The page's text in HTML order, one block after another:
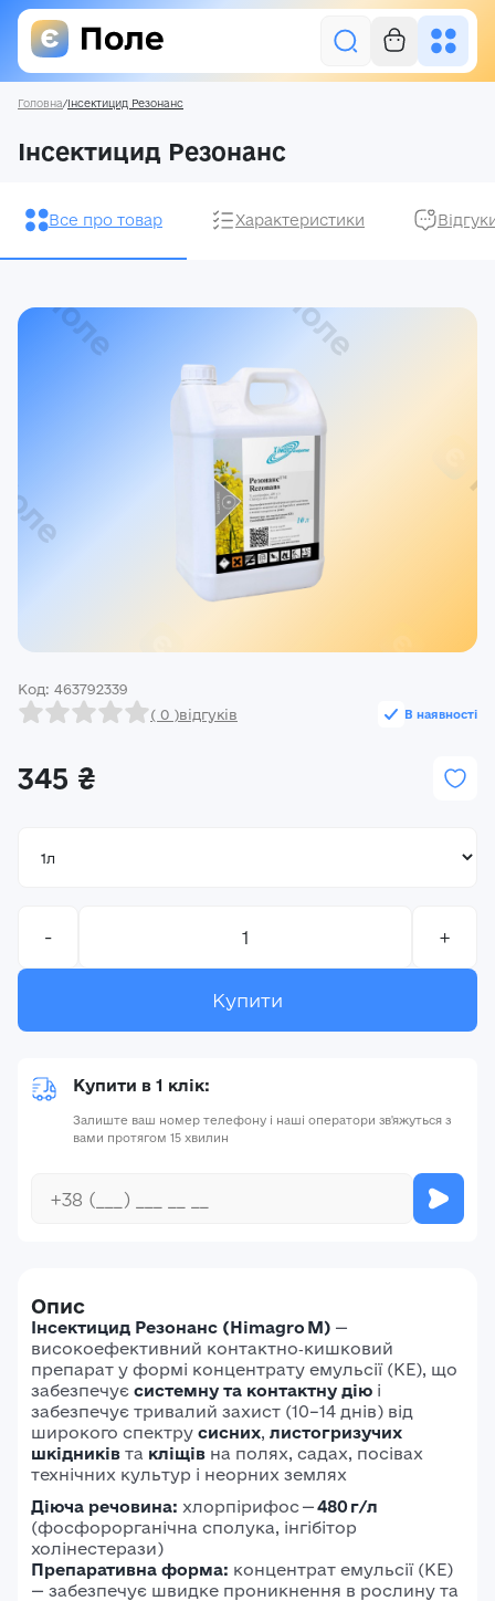
Насіння
Акції
Реєстрація
Ми на зв’язку
Головна/Інсектицид Резонанс
Інсектицид Резонанс
Все про товар Характеристики
Код: 463792339
В наявності
( 0 )відгуків
345 ₴
- +
Купити
Купити в 1 клік:
Залиште ваш номер телефону і наші оператори зв'яжуться з
вами протягом 15 хвилин
Опис
Інсектицид Резонанс (Himagro M) —
високоефективний контактно‑кишковий
препарат у формі концентрату емульсії (КЕ), що
забезпечує системну та контактну дію і
забезпечує тривалий захист (10–14 днів) від
широкого спектру сисних, листогризучих
шкідників та кліщів на полях, садах, посівах
технічних культур і неорних землях
Діюча речовина: хлорпірифос —480 г/л
(фосфорорганічна сполука, інгібітор
холінестерази)
Препаративна форма: концентрат емульсії (КЕ)
— забезпечує швидке проникнення в рослину та